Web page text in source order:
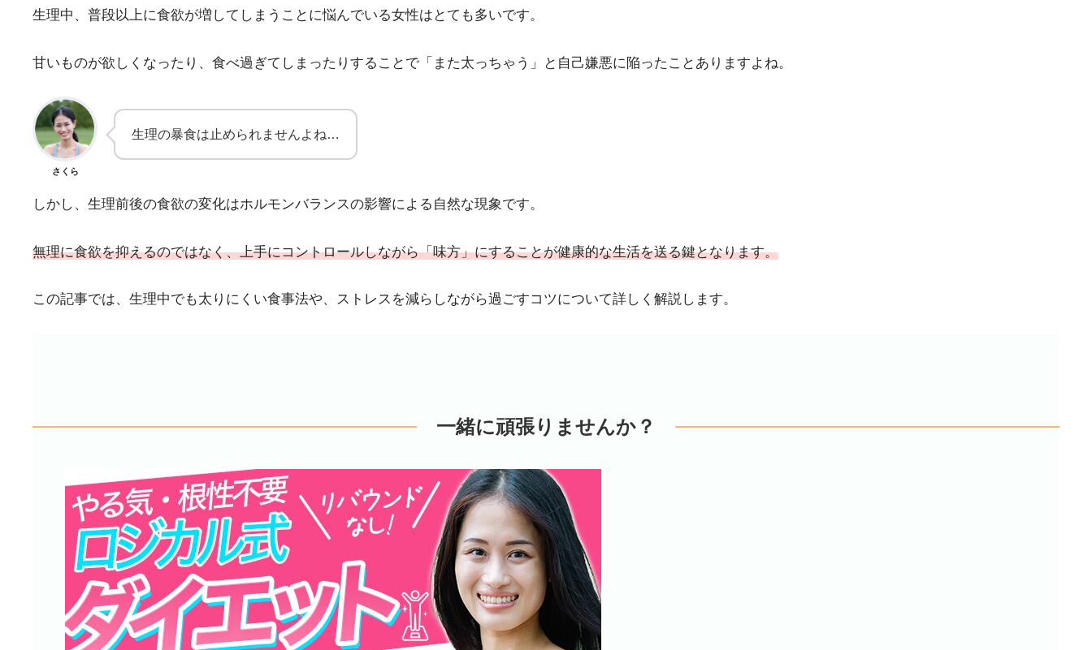
生理中、普段以上に食欲が増してしまうことに悩んでいる女性はとても多いです。
甘いものが欲しくなったり、食べ過ぎてしまったりすることで「また太っちゃう」と自己嫌悪に陥ったことありますよね。
さくら
生理の暴食は止められませんよね…
しかし、生理前後の食欲の変化はホルモンバランスの影響による自然な現象です。
無理に食欲を抑えるのではなく、上手にコントロールしながら「味方」にすることが健康的な生活を送る鍵となります。
この記事では、生理中でも太りにくい食事法や、ストレスを減らしながら過ごすコツについて詳しく解説します。
一緒に頑張りませんか？